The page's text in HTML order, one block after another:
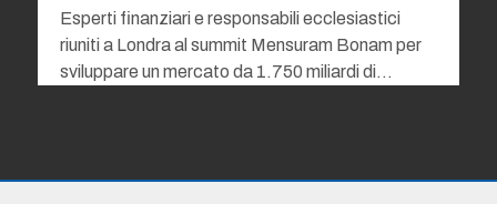
Esperti finanziari e responsabili ecclesiastici
riuniti a Londra al summit Mensuram Bonam per
sviluppare un mercato da 1.750 miliardi di…